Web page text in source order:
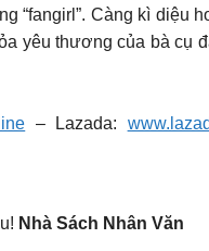
“fangirl”. Càng kì diệu
yêu thương của bà cụ
– Lazada:
Nhà Sách Nhân Văn